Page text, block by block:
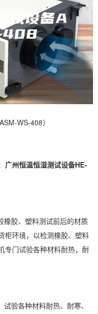
WS-408）
广州恒温恒湿测试设备HE-
胶、塑料测试前后的材质
柜环境，以检测橡胶、塑料
专门试验各种材料耐热，耐
验各种材料耐热、耐寒、